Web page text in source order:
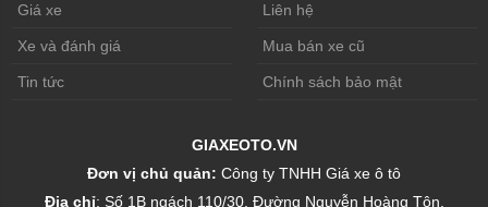
Giá xe Liên hệ
Xe và đánh giá Mua bán xe cũ
Tin tức Chính sách bảo mật
GIAXEOTO.VN
Đơn vị chủ quản: Công ty TNHH Giá xe ô tô
Địa chỉ: Số 1B ngách 110/30, Đường Nguyễn Hoàng Tôn,